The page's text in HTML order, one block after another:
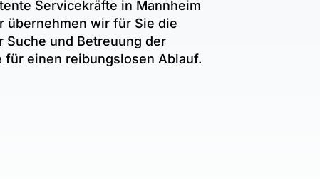
Servicekräfte in Mannheim
übernehmen wir für Sie die
Suche und Betreuung der
für einen reibungslosen Ablauf.